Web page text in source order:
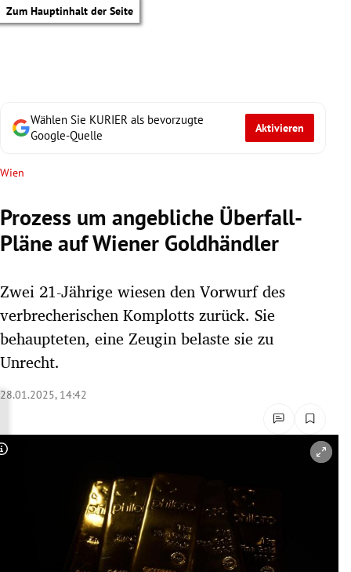
Zum Hauptinhalt der Seite
Untermenü
Untermenü
Untermenü
Untermenü
Wählen Sie KURIER als bevorzugte
Google-Quelle
Aktivieren
Wien
Prozess um angebliche Überfall-
Pläne auf Wiener Goldhändler
Zwei 21-Jährige wiesen den Vorwurf des
verbrecherischen Komplotts zurück. Sie
behaupteten, eine Zeugin belaste sie zu
Unrecht.
28.01.2025, 14:42
Copyright-Hinweis öffnen/schließen